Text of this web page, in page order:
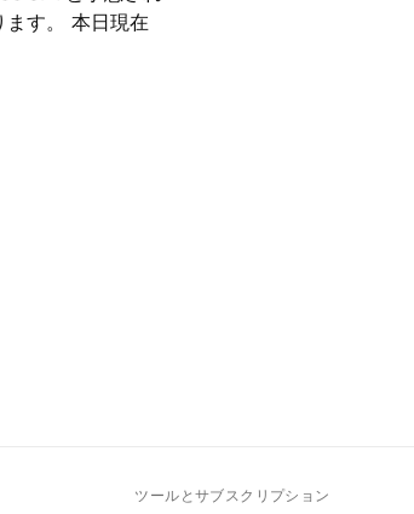
す。 本日現在
ツールとサブスクリプション